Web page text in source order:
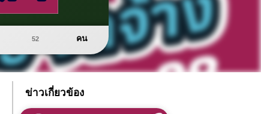
52 คน
ข่าวเกี่ยวข้อง